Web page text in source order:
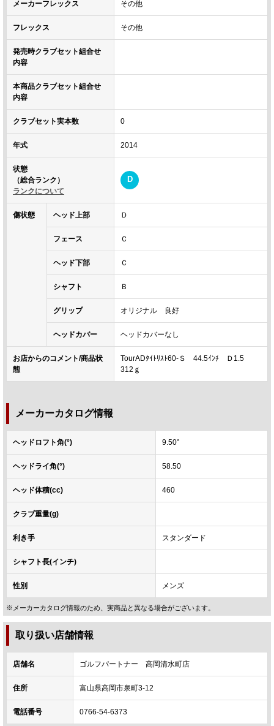
メーカーフレックス その他
フレックス その他
発売時クラブセット組合せ
内容
本商品クラブセット組合せ
内容
クラブセット実本数 0
年式 2014
状態
（総合ランク）
ランクについて
D
傷状態 ヘッド上部 Ｄ
フェース Ｃ
ヘッド下部 Ｃ
シャフト Ｂ
グリップ オリジナル 良好
ヘッドカバー ヘッドカバーなし
お店からのコメント/商品状
態
TourADﾀｲﾄﾘｽﾄ60-Ｓ 44.5ｲﾝﾁ Ｄ1.5
312ｇ
メーカーカタログ情報
ヘッドロフト角(°) 9.50°
ヘッドライ角(°) 58.50
ヘッド体積(cc) 460
クラブ重量(g)
利き手 スタンダード
シャフト長(インチ)
性別 メンズ
※メーカーカタログ情報のため、実商品と異なる場合がございます。
取り扱い店舗情報
店舗名 ゴルフパートナー 高岡清水町店
住所 富山県高岡市泉町3-12
電話番号 0766-54-6373